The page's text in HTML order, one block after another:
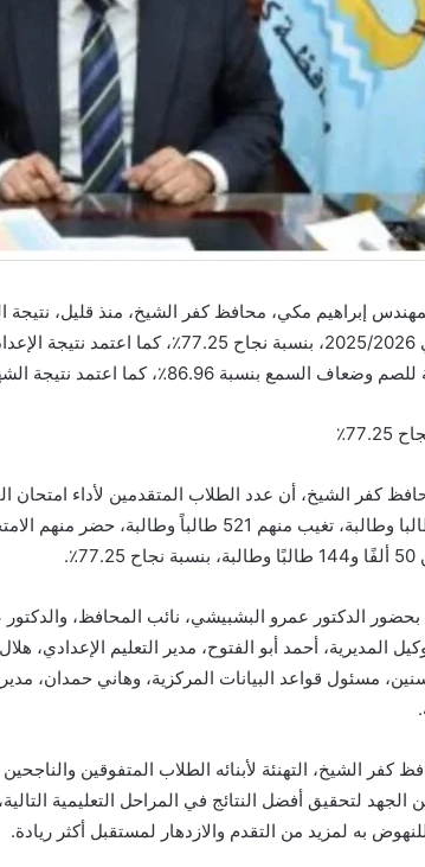
إبراهيم مكي، محافظ كفر الشيخ، منذ قليل، نتيجة
بنسبة 86.96٪؜، كما اعتمد نتيجة الشهادة الإعدادية لمدارس النور للمكفوفين بنسبة 70٪؜
الدكتور عمرو البشبيشي، نائب المحافظ، والدكتور
المديرية، أحمد أبو الفتوح، مدير التعليم الإعدادي،
مسئول قواعد البيانات المركزية، وهاني حمدان،
كفر الشيخ، التهنئة لأبنائه الطلاب المتفوقين
الجهد لتحقيق أفضل النتائج في المراحل التعليمية
به لمزيد من التقدم والازدهار لمستقبل أكثر ريادة.